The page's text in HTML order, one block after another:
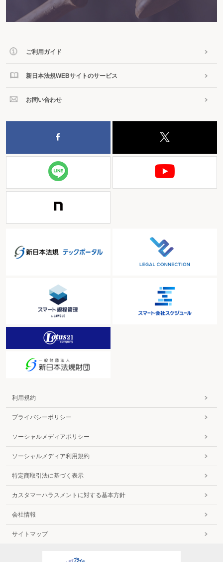
ご利用ガイド
新日本法規WEBサイトのサービス
お問い合わせ
利用規約
プライバシーポリシー
ソーシャルメディアポリシー
ソーシャルメディア利用規約
特定商取引法に基づく表示
カスタマーハラスメントに対する基本方針
会社情報
サイトマップ